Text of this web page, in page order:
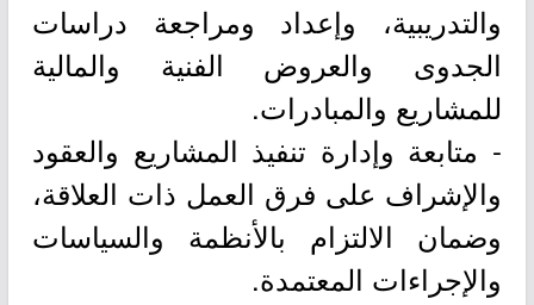
والتدريبية، وإعداد ومراجعة دراسات
الجدوى والعروض الفنية والمالية
للمشاريع والمبادرات.
- متابعة وإدارة تنفيذ المشاريع والعقود
والإشراف على فرق العمل ذات العلاقة،
وضمان الالتزام بالأنظمة والسياسات
والإجراءات المعتمدة.